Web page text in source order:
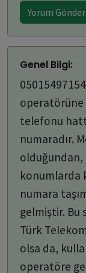
Yorum Gönder
Genel Bilgi:
operatörüne
telefonu
numaradır.
olduğundan,
konumlarda
numara
gelmiştir. Bu
Türk
olsa da,
operatöre